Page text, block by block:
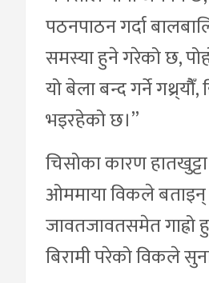
पठनपाठन गर्दा
समस्या हुने गरेको छ,
यो बेला बन्द गर्ने
भइरहेको छ।”
चिसोका कारण हातखुट्टा
ओममाया विकले बताइन्
जावतजावतसमेत
बिरामी परेको विकले